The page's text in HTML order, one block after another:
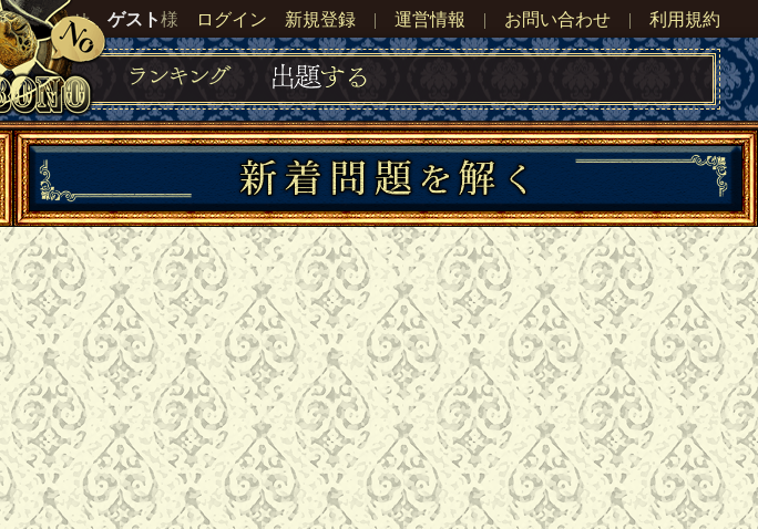
しゃいませ。ゲスト様 ログイン 新規登録 |運営情報 | お問い合わせ |利用規約